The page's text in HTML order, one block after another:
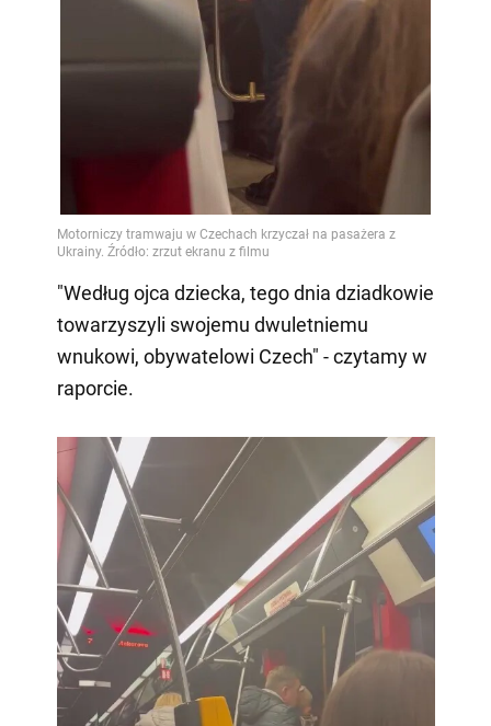
"Według ojca dziecka, tego dnia dziadkowie
towarzyszyli swojemu dwuletniemu
wnukowi, obywatelowi Czech" - czytamy w
raporcie.